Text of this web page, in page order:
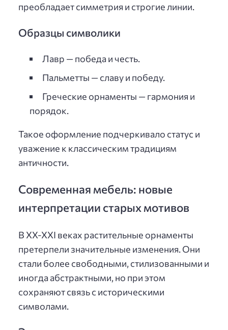
преобладает симметрия и строгие линии.
Образцы символики
Лавр — победа и честь.
Пальметты — славу и победу.
Греческие орнаменты — гармония и
порядок.
Такое оформление подчеркивало статус и
уважение к классическим традициям
античности.
Современная мебель: новые
интерпретации старых мотивов
В ХХ-ХХI веках растительные орнаменты
претерпели значительные изменения. Они
стали более свободными, стилизованными и
иногда абстрактными, но при этом
сохраняют связь с историческими
символами.